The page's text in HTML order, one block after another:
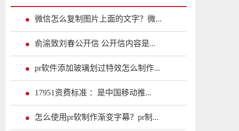
微信怎么复制图片上面的文字？微...
俞渝致刘春公开信 公开信内容是...
pr软件添加玻璃划过特效怎么制作...
17951资费标准 ：是中国移动推...
怎么使用pr软制作渐变字幕？pr制...